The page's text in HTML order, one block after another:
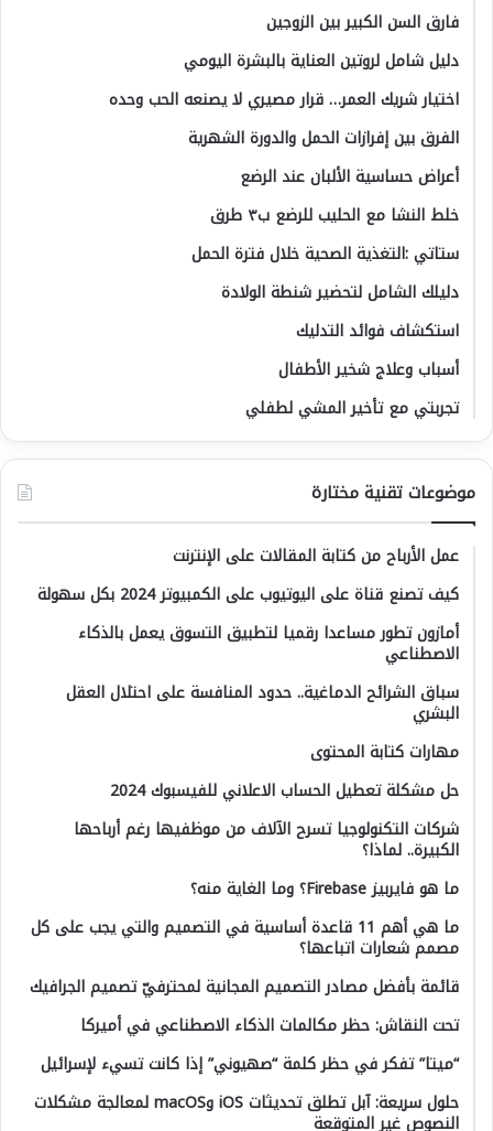
فارق السن الكبير بين الزوجين
دليل شامل لروتين العناية بالبشرة اليومي
اختيار شريك العمر… قرار مصيري لا يصنعه الحب وحده
الفرق بين إفرازات الحمل والدورة الشهرية
أعراض حساسية الألبان عند الرضع
خلط النشا مع الحليب للرضع ب٣ طرق
ستاتي :التغذية الصحية خلال فترة الحمل
دليلك الشامل لتحضير شنطة الولادة
استكشاف فوائد التدليك
أسباب وعلاج شخير الأطفال
تجربتي مع تأخير المشي لطفلي
موضوعات تقنية مختارة
عمل الأرباح من كتابة المقالات على الإنترنت
كيف تصنع قناة على اليوتيوب على الكمبيوتر 2024 بكل سهولة
أمازون تطور مساعدا رقميا لتطبيق التسوق يعمل بالذكاء
الاصطناعي
سباق الشرائح الدماغية.. حدود المنافسة على احتلال العقل
البشري
مهارات كتابة المحتوى
حل مشكلة تعطيل الحساب الاعلاني للفيسبوك 2024
شركات التكنولوجيا تسرح الآلاف من موظفيها رغم أرباحها
الكبيرة.. لماذا؟
ما هو فايربيز Firebase؟ وما الغاية منه؟
ما هي أهم 11 قاعدة أساسية في التصميم والتي يجب على كل
مصمم شعارات اتباعها؟
قائمة بأفضل مصادر التصميم المجانية لمحترفيّ تصميم الجرافيك
تحت النقاش: حظر مكالمات الذكاء الاصطناعي في أميركا
“ميتا” تفكر في حظر كلمة “صهيوني” إذا كانت تسيء لإسرائيل
حلول سريعة: آبل تطلق تحديثات iOS وmacOS لمعالجة مشكلات
النصوص غير المتوقعة